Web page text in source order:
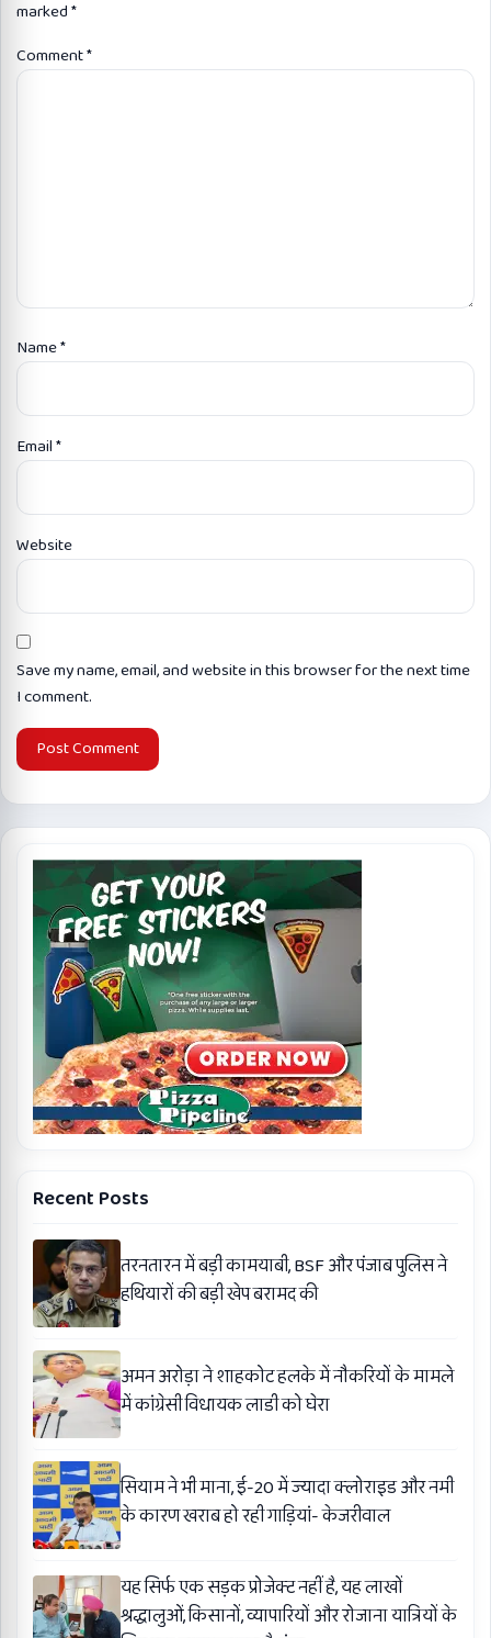
marked*
Comment*
Name*
Email*
Website
Save my name, email, and website in this browser for the next time
I comment.
Recent Posts
तरनतारन में बड़ी कामयाबी, BSF और पंजाब पुलिस ने
हथियारों की बड़ी खेप बरामद की
अमन अरोड़ा ने शाहकोट हलके में नौकरियों के मामले
में कांग्रेसी विधायक लाडी को घेरा
सियाम ने भी माना, ई-20 में ज्यादा क्लोराइड और नमी
के कारण खराब हो रही गाड़ियां- केजरीवाल
यह सिर्फ एक सड़क प्रोजेक्ट नहीं है, यह लाखों
श्रद्धालुओं, किसानों, व्यापारियों और रोजाना यात्रियों के